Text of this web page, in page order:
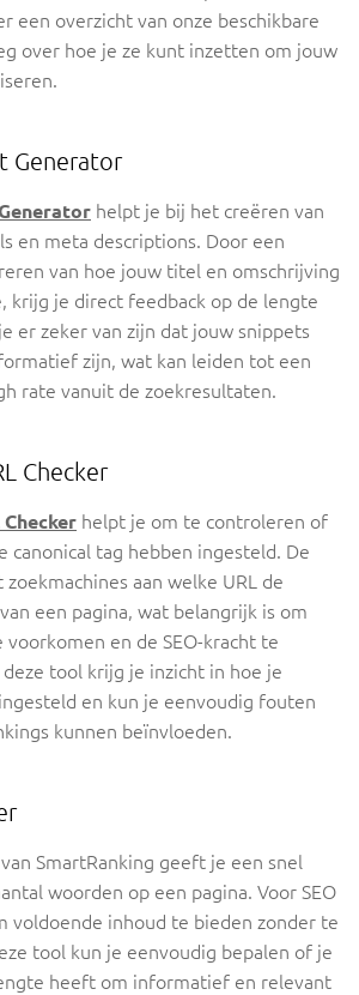
een overzicht van onze beschikbare
over hoe je ze kunt inzetten om jouw
Generator
helpt je bij het creëren van
en meta descriptions. Door een
van hoe jouw titel en omschrijving
krijg je direct feedback op de lengte
er zeker van zijn dat jouw snippets
zijn, wat kan leiden tot een
rate vanuit de zoekresultaten.
Checker
helpt je om te controleren of
canonical tag hebben ingesteld. De
aan welke URL de
een pagina, wat belangrijk is om
en de SEO-kracht te
tool krijg je inzicht in hoe je
en kun je eenvoudig fouten
kunnen beïnvloeden.
van SmartRanking geeft je een snel
woorden op een pagina. Voor SEO
voldoende inhoud te bieden zonder te
tool kun je eenvoudig bepalen of je
heeft om informatief en relevant